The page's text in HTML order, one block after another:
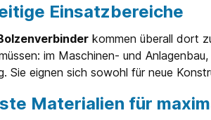
Einflüssen geschützt,
verlängerte
gewährleistet. Die
Eigenschaften des
resultieren in einer
Leistungsfähigkeit und
unerlässlich sind.
ist der Verbinder durch seine
Einsatzbereiche
kommen überall dort
im Maschinen- und
Sie eignen sich sowohl für neue
Materialien für